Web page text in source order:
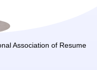
Association of Resume